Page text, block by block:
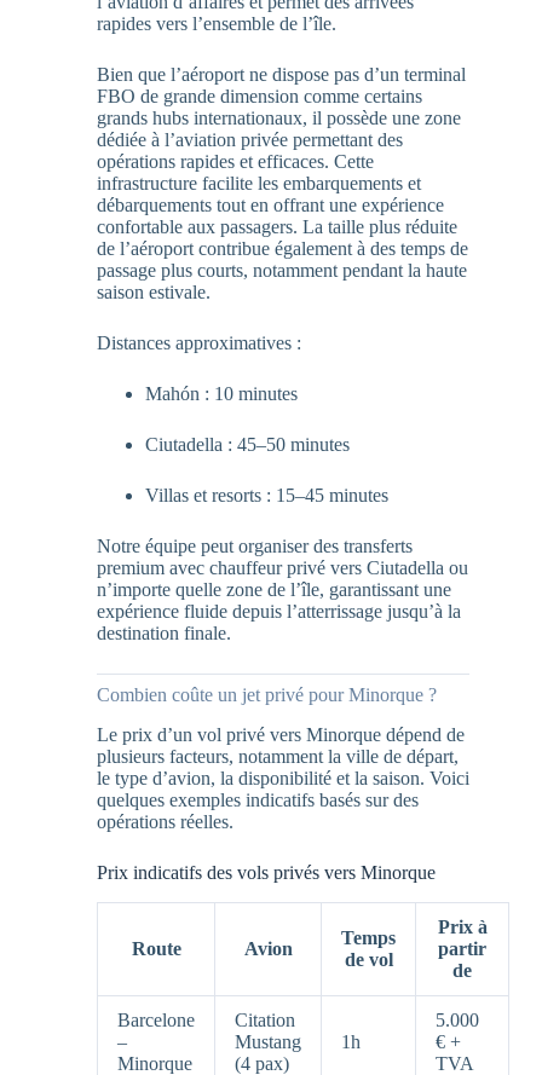
rapides vers l’ensemble de l’île.
Bien que l’aéroport ne dispose pas d’un terminal
FBO de grande dimension comme certains
grands hubs internationaux, il possède une zone
dédiée à l’aviation privée permettant des
opérations rapides et efficaces. Cette
infrastructure facilite les embarquements et
débarquements tout en offrant une expérience
confortable aux passagers. La taille plus réduite
de l’aéroport contribue également à des temps de
passage plus courts, notamment pendant la haute
saison estivale.
Distances approximatives :
Mahón : 10 minutes
Ciutadella : 45–50 minutes
Villas et resorts : 15–45 minutes
Notre équipe peut organiser des transferts
premium avec chauffeur privé vers Ciutadella ou
n’importe quelle zone de l’île, garantissant une
expérience fluide depuis l’atterrissage jusqu’à la
destination finale.
Combien coûte un jet privé pour Minorque ?
Le prix d’un vol privé vers Minorque dépend de
plusieurs facteurs, notamment la ville de départ,
le type d’avion, la disponibilité et la saison. Voici
quelques exemples indicatifs basés sur des
opérations réelles.
Prix indicatifs des vols privés vers Minorque
Route Avion
Temps
de vol
Prix à
partir
de
Barcelone
–
Minorque
Citation
Mustang
(4 pax)
1h
5.000
€ +
TVA